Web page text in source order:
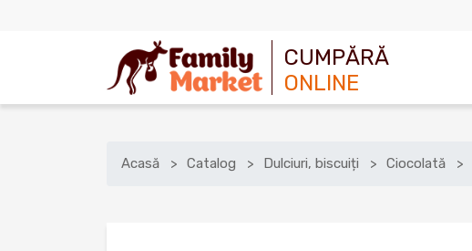
CUMPĂRĂ
ONLINE
Acasă Catalog Dulciuri, biscuiți Ciocolată